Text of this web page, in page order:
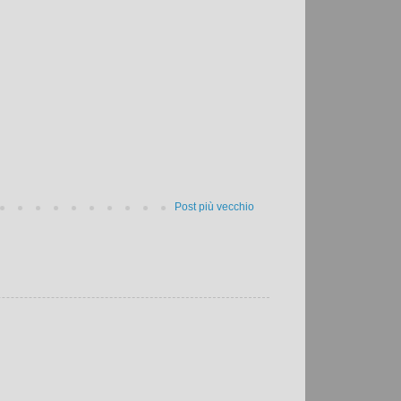
Post più vecchio